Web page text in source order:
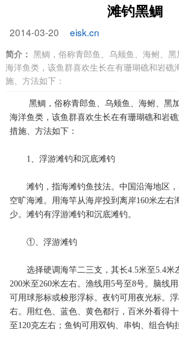
滩钓黑鲷
2014-03-20 eisk.cn
简介： 黑鲷，俗称青郎鱼、乌颊鱼、海鲋、
海洋鱼类，该鱼群喜欢生长在有珊瑚礁和岩礁
施、方法如下：
黑鲷，俗称青郎鱼、乌颊鱼、海鲋、黑
海洋鱼类，该鱼群喜欢生长在有珊瑚礁和岩
措施、方法如下：
1、浮游滩钓和沉底滩钓
滩钓，指海滩钓鱼技法。中国沿海地区，
空旷海滩。用海竿从海岸投到离岸160米左右
少。滩钓有浮游滩钓和沉底滩钓。
①、浮游滩钓
选择硬调海竿二三支，其长4.5米至5.4米
200米至260米左右。渔线用5号至8号。脑线
可用球形标或梭形浮标。夜钓可用夜光标。
右。用红色、蓝色、黄色都行，百米外看得
至120克左右；鱼钩可用双钩、串钩、组合钩